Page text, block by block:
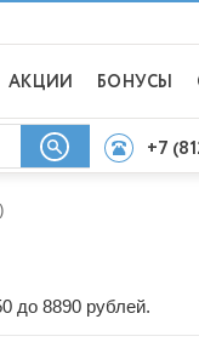
АКЦИИ БОНУСЫ
+7
до 8890 рублей.